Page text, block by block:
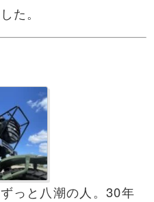
た。
っと八潮の人。30年